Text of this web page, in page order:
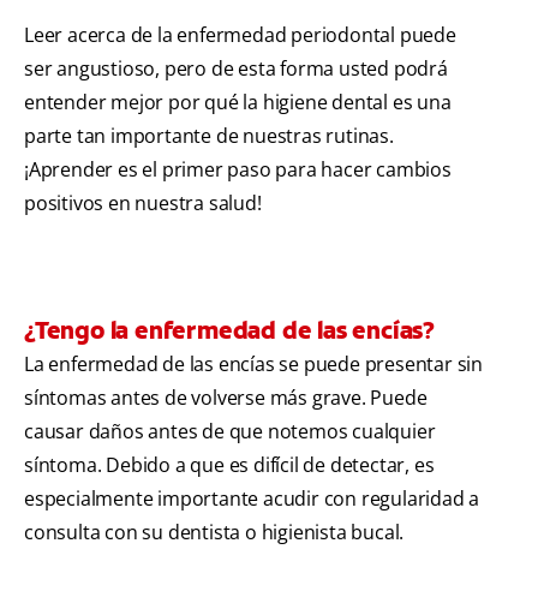
Leer acerca de la enfermedad periodontal puede
ser angustioso, pero de esta forma usted podrá
entender mejor por qué la higiene dental es una
parte tan importante de nuestras rutinas.
¡Aprender es el primer paso para hacer cambios
positivos en nuestra salud!
¿Tengo la enfermedad de las encías?
La enfermedad de las encías se puede presentar sin
síntomas antes de volverse más grave. Puede
causar daños antes de que notemos cualquier
síntoma. Debido a que es difícil de detectar, es
especialmente importante acudir con regularidad a
consulta con su dentista o higienista bucal.